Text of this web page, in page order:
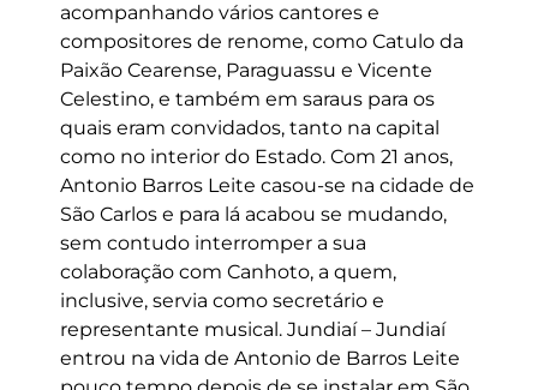
acompanhando vários cantores e
compositores de renome, como Catulo da
Paixão Cearense, Paraguassu e Vicente
Celestino, e também em saraus para os
quais eram convidados, tanto na capital
como no interior do Estado. Com 21 anos,
Antonio Barros Leite casou-se na cidade de
São Carlos e para lá acabou se mudando,
sem contudo interromper a sua
colaboração com Canhoto, a quem,
inclusive, servia como secretário e
representante musical. Jundiaí – Jundiaí
entrou na vida de Antonio de Barros Leite